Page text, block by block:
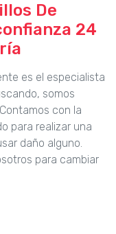
De
24
es el especialista
somos
con la
para realizar una
daño alguno.
para cambiar